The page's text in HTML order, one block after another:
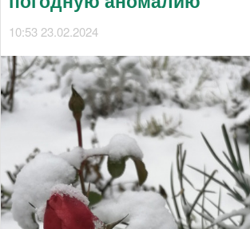
10:53 23.02.2024